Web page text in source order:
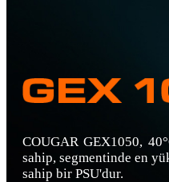
COUGAR GEX1050,
sahip, segmentinde en
sahip bir PSU'dur.